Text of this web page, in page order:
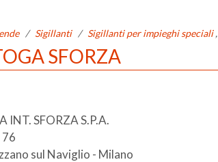
/ Sigillanti / Sigillanti per impieghi speciali,
SFORZA
INT. SFORZA S.P.A.
76
sul Naviglio - Milano